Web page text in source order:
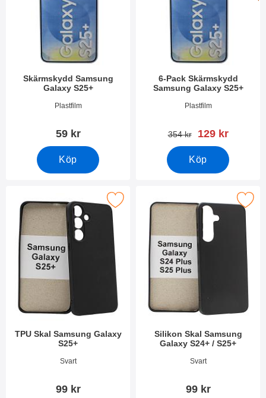
Skärmskydd Samsung
Galaxy S25+
Art. nr 52640Plastfilm
59 kr
Köp
6-Pack Skärmskydd
Samsung Galaxy S25+
Art. nr 52641Plastfilm
tidigare pris
354 kr rea pris
129 kr
Köp
TPU Skal Samsung Galaxy
S25+
Art. nr 52646Svart
99 kr
Makera tPU Skal Samsung Galaxy S25+ som favorit
Silikon Skal Samsung
Galaxy S24+ / S25+
Svart
99 kr
Makera silikon Skal Samsung